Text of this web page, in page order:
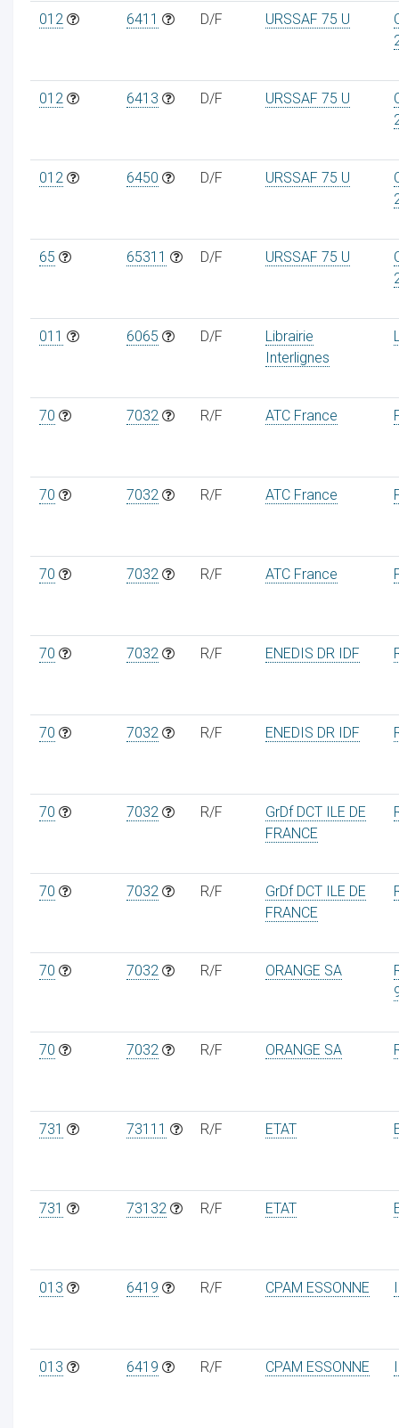
012 6411 D/F URSSAF 75 U
012 6413 D/F URSSAF 75 U
012 6450 D/F URSSAF 75 U
65 65311 D/F URSSAF 75 U
011 6065 D/F
Librairie
Interlignes
70 7032 R/F ATC France
70 7032 R/F ATC France
70 7032 R/F ATC France
70 7032 R/F ENEDIS DR IDF
70 7032 R/F ENEDIS DR IDF
70 7032 R/F
GrDf DCT ILE DE
FRANCE
70 7032 R/F
GrDf DCT ILE DE
FRANCE
70 7032 R/F ORANGE SA
70 7032 R/F ORANGE SA
731 73111 R/F ETAT
731 73132 R/F ETAT
013 6419 R/F CPAM ESSONNE
013 6419 R/F CPAM ESSONNE